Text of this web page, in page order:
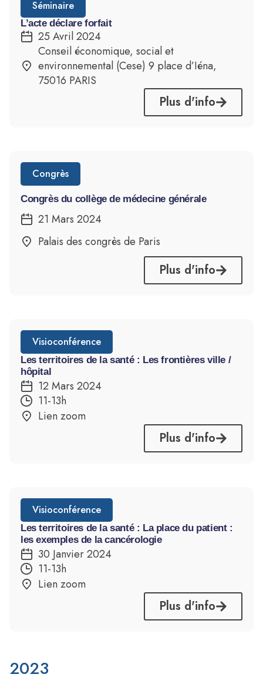
Séminaire
L’acte déclare forfait
25 Avril 2024
Conseil économique, social et
environnemental (Cese) 9 place d’Iéna,
75016 PARIS
Plus d'info
Congrès
Congrès du collège de médecine générale
21 Mars 2024
Palais des congrès de Paris
Plus d'info
Visioconférence
Les territoires de la santé : Les frontières ville /
hôpital
12 Mars 2024
11-13h
Lien zoom
Plus d'info
Visioconférence
Les territoires de la santé : La place du patient :
les exemples de la cancérologie
30 Janvier 2024
11-13h
Lien zoom
Plus d'info
2023